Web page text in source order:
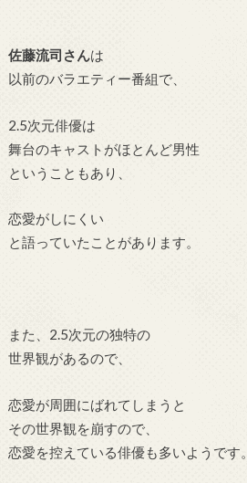
佐藤流司さんは
以前のバラエティー番組で、
2.5次元俳優は
舞台のキャストがほとんど男性
ということもあり、
恋愛がしにくい
と語っていたことがあります。
また、2.5次元の独特の
世界観があるので、
恋愛が周囲にばれてしまうと
その世界観を崩すので、
恋愛を控えている俳優も多いようです。